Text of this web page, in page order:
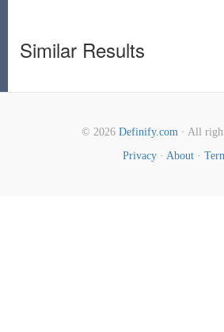
Similar Results
© 2026 Definify.com· All
Privacy · About ·